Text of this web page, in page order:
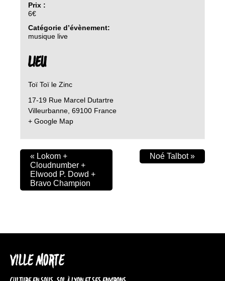
Prix :
6€
Catégorie d’évènement:
musique live
LIEU
Toï Toï le Zinc
17-19 Rue Marcel Dutartre
Villeurbanne, 69100 France
+ Google Map
« Lokom +
Cloudnumber +
Elwood P. Dowd +
Bravo Champion
Noé Talbot»
VILLE MORTE